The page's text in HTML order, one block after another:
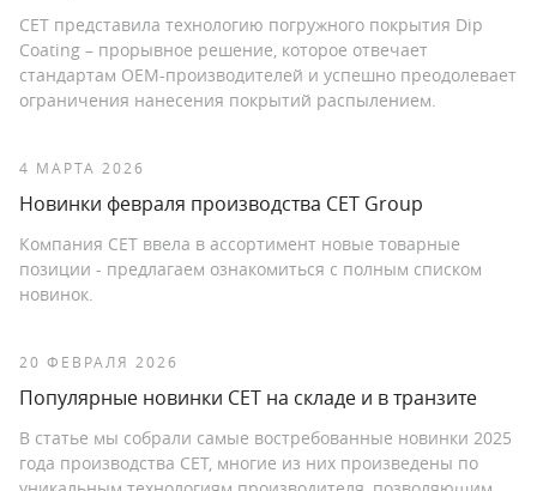
CET представила технологию погружного покрытия Dip
Coating – прорывное решение, которое отвечает
стандартам OEM-производителей и успешно преодолевает
ограничения нанесения покрытий распылением.
4 МАРТА 2026
Новинки февраля производства CET Group
Компания CET ввела в ассортимент новые товарные
позиции - предлагаем ознакомиться с полным списком
новинок.
20 ФЕВРАЛЯ 2026
Популярные новинки СЕТ на складе и в транзите
В статье мы собрали самые востребованные новинки 2025
года производства СЕТ, многие из них произведены по